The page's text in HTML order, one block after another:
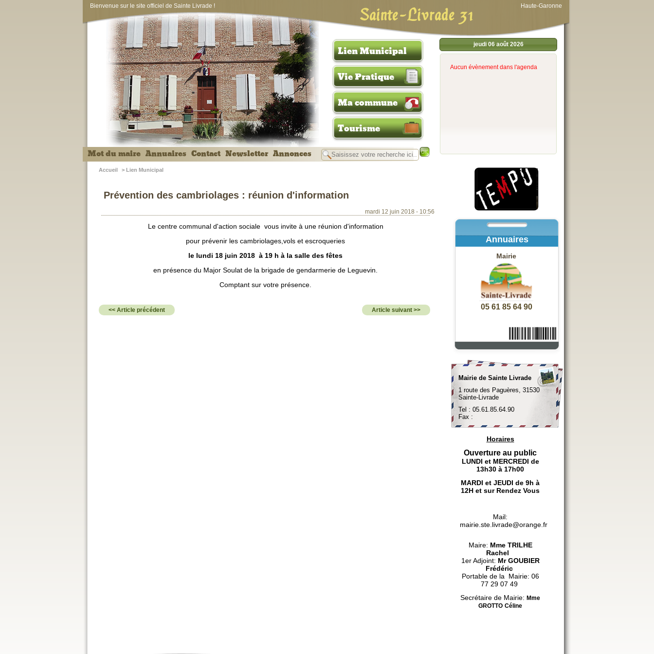
Bienvenue sur le site officiel de Sainte Livrade ! Sainte-Livrade 31 Haute-Garonne
Mot du maire Annuaires Contact Newsletter Annonces
Lien Municipal
Vie Pratique
Ma commune
Tourisme
jeudi 06 août 2026
Aucun évènement dans l'agenda
Accueil > Lien Municipal
Prévention des cambriolages : réunion d'information
mardi 12 juin 2018 - 10:56
Le centre communal d'action sociale vous invite à une réunion d'information
pour prévenir les cambriolages,vols et escroqueries
le lundi 18 juin 2018 à 19 h à la salle des fêtes
en présence du Major Soulat de la brigade de gendarmerie de Leguevin.
Comptant sur votre présence.
<< Article précédent Article suivant >>
Annuaires
Mairie
05 61 85 64 90
Mairie de Sainte Livrade
1 route des Paguères, 31530
Sainte-Livrade
Tel : 05.61.85.64.90
Fax :
Horaires
Ouverture au public
LUNDI et MERCREDI de
13h30 à 17h00
MARDI et JEUDI de 9h à
12H et sur Rendez Vous
Mail:
mairie.ste.livrade@orange.fr
Maire: Mme TRILHE
Rachel
1er Adjoint: Mr GOUBIER
Frédéric
Portable de la Mairie: 06
77 29 07 49
Secrétaire de Mairie: Mme
GROTTO Céline